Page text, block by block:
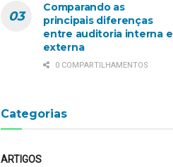
Comparando as
principais diferenças
entre auditoria interna e
externa
0 COMPARTILHAMENTOS
Categorias
ARTIGOS